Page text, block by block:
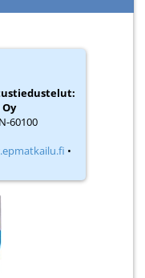
:
60100
•